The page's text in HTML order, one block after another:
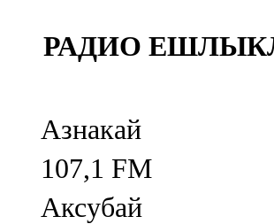
РАДИО
Азнакай
107,1 FM
Аксубай